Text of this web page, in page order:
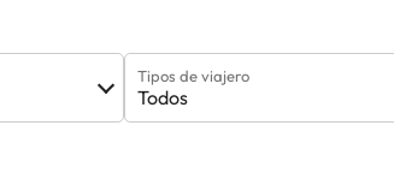
Tipos de viajero
Todos